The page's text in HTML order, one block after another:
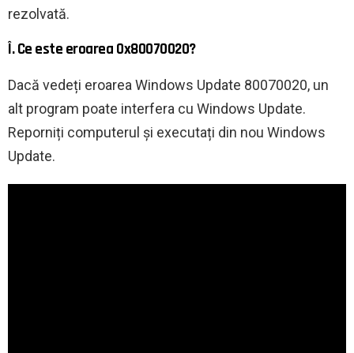
rezolvată.
Î. Ce este eroarea 0x80070020?
Dacă vedeți eroarea Windows Update 80070020, un
alt program poate interfera cu Windows Update.
Reporniți computerul și executați din nou Windows
Update.